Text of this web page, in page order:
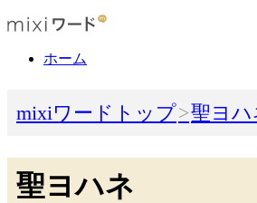
ホーム
mixiワードトップ 聖ヨハ
聖ヨハネ